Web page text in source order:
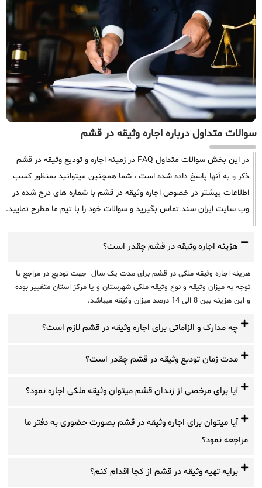
سوالات متداول درباره اجاره وثیقه در قشم
در این بخش سوالات متداول FAQ در زمینه اجاره و تودیع وثیقه در قشم
ذکر و به آنها پاسخ داده شده است ، شما همچنین میتوانید بمنظور کسب
اطلاعات بیشتر در خصوص اجاره وثیقه در قشم با شماره های درج شده در
وب سایت ایران سند تماس بگیرید و سوالات خود را با تیم ما مطرح نمایید.
هزینه اجاره وثیقه در قشم چقدر است؟
هزینه اجاره وثیقه ملکی در قشم برای مدت یک سال جهت تودیع در مراجع با
توجه به میزان وثیقه و نوع وثیقه ملکی شهرستان و یا مرکز استان متغییر بوده
و این هزینه بین 8 الی 14 درصد میزان وثیقه میباشد.
چه مدارک و الزاماتی برای اجاره وثیقه در قشم لازم است؟
مدت زمان تودیع وثیقه در قشم چقدر است؟
آیا برای مرخصی از زندان قشم میتوان وثیقه ملکی اجاره نمود؟
آیا میتوان برای اجاره وثیقه در قشم بصورت حضوری به دفتر ما
مراجعه نمود؟
برایه تهیه وثیقه در قشم از کجا اقدام کنم؟